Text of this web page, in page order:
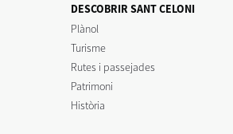
DESCOBRIR SANT CELONI
Plànol
Turisme
Rutes i passejades
Patrimoni
Història